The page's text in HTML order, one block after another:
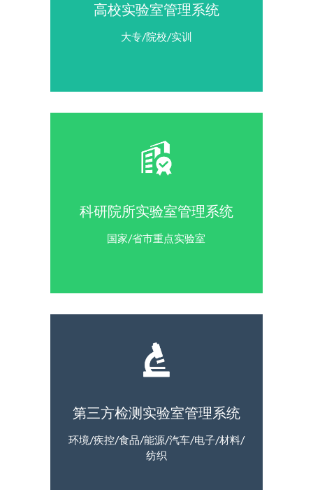
高校实验室管理系统
大专/院校/实训
科研院所实验室管理系统
国家/省市重点实验室
第三方检测实验室管理系统
环境/疾控/食品/能源/汽车/电子/材料/
纺织